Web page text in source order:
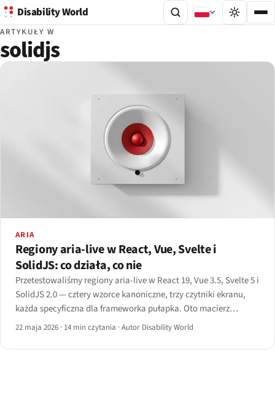
Disability World
ARTYKUŁY W
solidjs
ARIA
Regiony aria-live w React, Vue, Svelte i
SolidJS: co działa, co nie
Przetestowaliśmy regiony aria-live w React 19, Vue 3.5, Svelte 5 i
SolidJS 2.0 — cztery wzorce kanoniczne, trzy czytniki ekranu,
każda specyficzna dla frameworka pułapka. Oto macierz
zachowań, kod dobry i zły oraz instrukcja postępowania.
22 maja 2026 · 14 min czytania ·Autor Disability World